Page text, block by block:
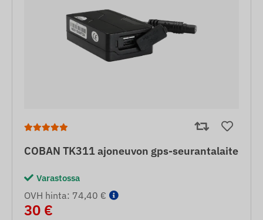
COBAN TK311 ajoneuvon gps-seurantalaite
Varastossa
OVH hinta: 74,40 €
30 €